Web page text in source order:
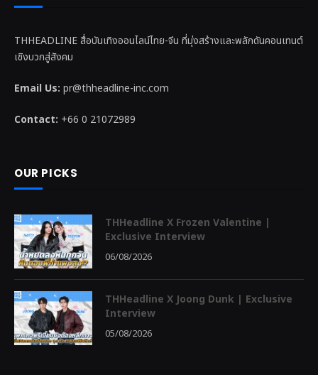
THHEADLINE สื่อบันเทิงออนไลน์ไทย-จีน ที่มุ่งสร้างและพลักดันคอนเทนต์
เชิงบวกสู่สังคม
Email Us: pr@thheadline-inc.com
Contact: +66 0 21072989
OUR PICKS
THHeadline X Frozen Valentine |
Exclusive Interview
06/08/2026
THHeadline X Joong Dunk | Exclusive
Interview
05/08/2026